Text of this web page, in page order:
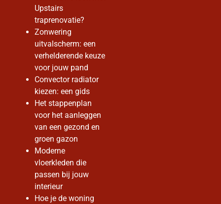
Upstairs
traprenovatie?
Zonwering
uitvalscherm: een
verhelderende keuze
voor jouw pand
Convector radiator
kiezen: een gids
Het stappenplan
voor het aanleggen
van een gezond en
groen gazon
Moderne
vloerkleden die
passen bij jouw
interieur
Hoe je de woning